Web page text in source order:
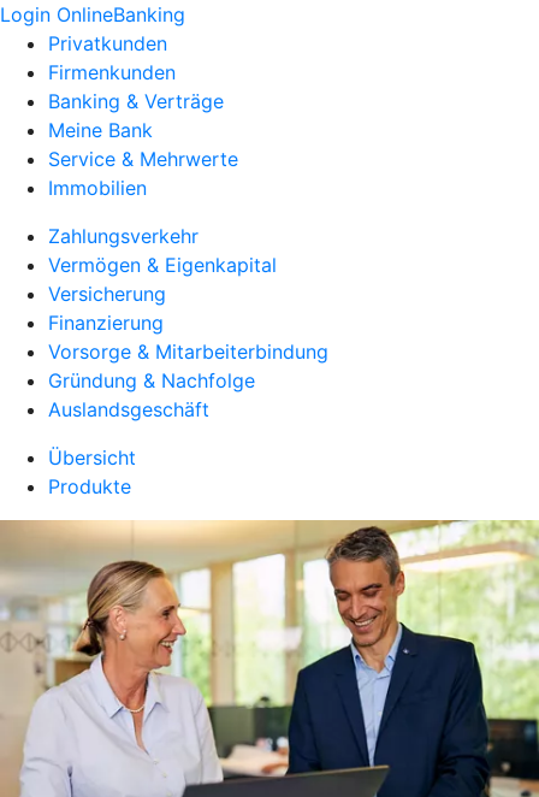
Login OnlineBanking
Privatkunden
Firmenkunden
Banking & Verträge
Meine Bank
Service & Mehrwerte
Immobilien
Zahlungsverkehr
Vermögen & Eigenkapital
Versicherung
Finanzierung
Vorsorge & Mitarbeiterbindung
Gründung & Nachfolge
Auslandsgeschäft
Übersicht
Produkte